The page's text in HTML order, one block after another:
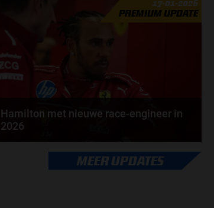
van beginnen, volgens Lewis Hamilton is dat de...
door
17-01-2026
PREMIUM UPDATE
Hamilton met nieuwe race-engineer in
2026
Lewis Hamilton krijgt in 2026 een nieuwe race-
engineer. Over de boordradio zal er komend seizoen
MEER UPDATES